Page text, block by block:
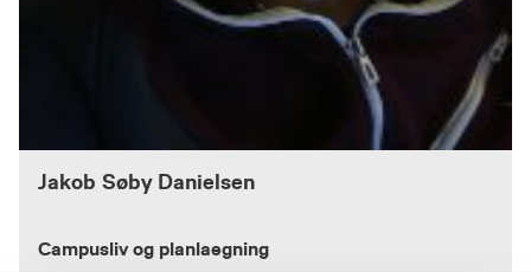
Jakob Søby Danielsen
Campusliv og planlaegning